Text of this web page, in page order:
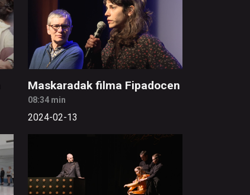
Maskaradak filma Fipadocen
08:34 min
2024-02-13